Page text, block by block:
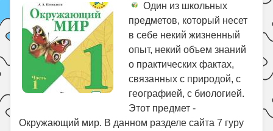
Один из школьных
предметов, который несет
в себе некий жизненный
опыт, некий объем знаний
о практических фактах,
связанных с природой, с
географией, с биологией.
Этот предмет -
Окружающий мир. В данном разделе сайта 7 гуру